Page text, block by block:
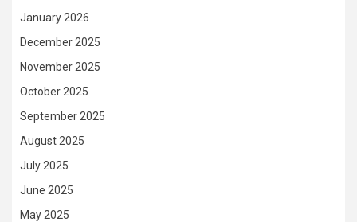
January 2026
December 2025
November 2025
October 2025
September 2025
August 2025
July 2025
June 2025
May 2025